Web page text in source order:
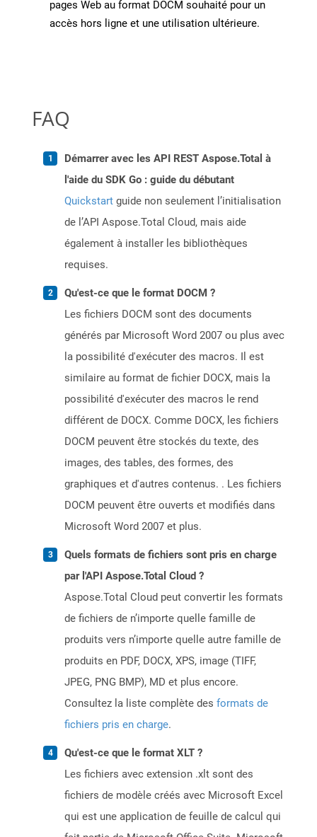
pages Web au format DOCM souhaité pour un
accès hors ligne et une utilisation ultérieure.
FAQ
Démarrer avec les API REST Aspose.Total à
l'aide du SDK Go : guide du débutant
Quickstart guide non seulement l’initialisation
de l’API Aspose.Total Cloud, mais aide
également à installer les bibliothèques
requises.
Qu'est-ce que le format DOCM ?
Les fichiers DOCM sont des documents
générés par Microsoft Word 2007 ou plus avec
la possibilité d'exécuter des macros. Il est
similaire au format de fichier DOCX, mais la
possibilité d'exécuter des macros le rend
différent de DOCX. Comme DOCX, les fichiers
DOCM peuvent être stockés du texte, des
images, des tables, des formes, des
graphiques et d'autres contenus. . Les fichiers
DOCM peuvent être ouverts et modifiés dans
Microsoft Word 2007 et plus.
Quels formats de fichiers sont pris en charge
par l'API Aspose.Total Cloud ?
Aspose.Total Cloud peut convertir les formats
de fichiers de n’importe quelle famille de
produits vers n’importe quelle autre famille de
produits en PDF, DOCX, XPS, image (TIFF,
JPEG, PNG BMP), MD et plus encore.
Consultez la liste complète des formats de
fichiers pris en charge.
Qu'est-ce que le format XLT ?
Les fichiers avec extension .xlt sont des
fichiers de modèle créés avec Microsoft Excel
qui est une application de feuille de calcul qui